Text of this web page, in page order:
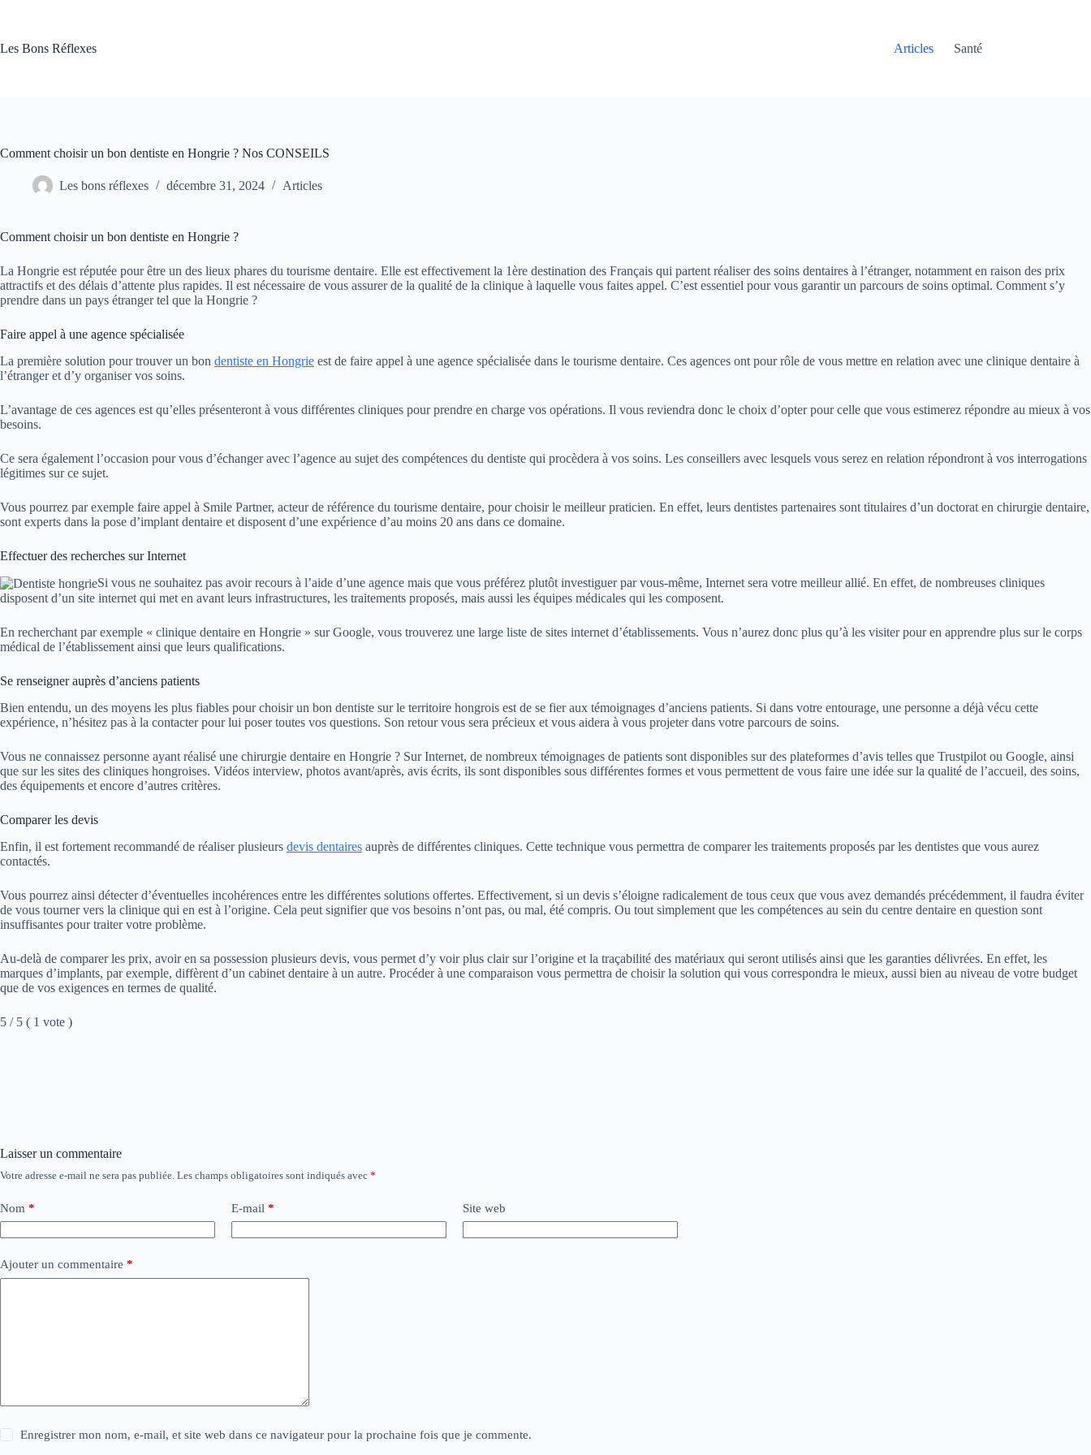
Les Bons Réflexes
Articles Santé
Comment choisir un bon dentiste en Hongrie ? Nos CONSEILS
Les bons réflexes décembre 31, 2024 Articles
Comment choisir un bon dentiste en Hongrie ?
La Hongrie est réputée pour être un des lieux phares du tourisme dentaire. Elle est effectivement la 1ère destination des Français qui partent réaliser des soins dentaires à l’étranger, notamment en raison des prix
attractifs et des délais d’attente plus rapides. Il est nécessaire de vous assurer de la qualité de la clinique à laquelle vous faites appel. C’est essentiel pour vous garantir un parcours de soins optimal. Comment s’y
prendre dans un pays étranger tel que la Hongrie ?
Faire appel à une agence spécialisée
La première solution pour trouver un bon dentiste en Hongrie est de faire appel à une agence spécialisée dans le tourisme dentaire. Ces agences ont pour rôle de vous mettre en relation avec une clinique dentaire à
l’étranger et d’y organiser vos soins.
L’avantage de ces agences est qu’elles présenteront à vous différentes cliniques pour prendre en charge vos opérations. Il vous reviendra donc le choix d’opter pour celle que vous estimerez répondre au mieux à vos
besoins.
Ce sera également l’occasion pour vous d’échanger avec l’agence au sujet des compétences du dentiste qui procèdera à vos soins. Les conseillers avec lesquels vous serez en relation répondront à vos interrogations
légitimes sur ce sujet.
Vous pourrez par exemple faire appel à Smile Partner, acteur de référence du tourisme dentaire, pour choisir le meilleur praticien. En effet, leurs dentistes partenaires sont titulaires d’un doctorat en chirurgie dentaire,
sont experts dans la pose d’implant dentaire et disposent d’une expérience d’au moins 20 ans dans ce domaine.
Effectuer des recherches sur Internet
Si vous ne souhaitez pas avoir recours à l’aide d’une agence mais que vous préférez plutôt investiguer par vous-même, Internet sera votre meilleur allié. En effet, de nombreuses cliniques
disposent d’un site internet qui met en avant leurs infrastructures, les traitements proposés, mais aussi les équipes médicales qui les composent.
En recherchant par exemple « clinique dentaire en Hongrie » sur Google, vous trouverez une large liste de sites internet d’établissements. Vous n’aurez donc plus qu’à les visiter pour en apprendre plus sur le corps
médical de l’établissement ainsi que leurs qualifications.
Se renseigner auprès d’anciens patients
Bien entendu, un des moyens les plus fiables pour choisir un bon dentiste sur le territoire hongrois est de se fier aux témoignages d’anciens patients. Si dans votre entourage, une personne a déjà vécu cette
expérience, n’hésitez pas à la contacter pour lui poser toutes vos questions. Son retour vous sera précieux et vous aidera à vous projeter dans votre parcours de soins.
Vous ne connaissez personne ayant réalisé une chirurgie dentaire en Hongrie ? Sur Internet, de nombreux témoignages de patients sont disponibles sur des plateformes d’avis telles que Trustpilot ou Google, ainsi
que sur les sites des cliniques hongroises. Vidéos interview, photos avant/après, avis écrits, ils sont disponibles sous différentes formes et vous permettent de vous faire une idée sur la qualité de l’accueil, des soins,
des équipements et encore d’autres critères.
Comparer les devis
Enfin, il est fortement recommandé de réaliser plusieurs devis dentaires auprès de différentes cliniques. Cette technique vous permettra de comparer les traitements proposés par les dentistes que vous aurez
contactés.
Vous pourrez ainsi détecter d’éventuelles incohérences entre les différentes solutions offertes. Effectivement, si un devis s’éloigne radicalement de tous ceux que vous avez demandés précédemment, il faudra éviter
de vous tourner vers la clinique qui en est à l’origine. Cela peut signifier que vos besoins n’ont pas, ou mal, été compris. Ou tout simplement que les compétences au sein du centre dentaire en question sont
insuffisantes pour traiter votre problème.
Au-delà de comparer les prix, avoir en sa possession plusieurs devis, vous permet d’y voir plus clair sur l’origine et la traçabilité des matériaux qui seront utilisés ainsi que les garanties délivrées. En effet, les
marques d’implants, par exemple, diffèrent d’un cabinet dentaire à un autre. Procéder à une comparaison vous permettra de choisir la solution qui vous correspondra le mieux, aussi bien au niveau de votre budget
que de vos exigences en termes de qualité.
5 / 5 ( 1 vote )
Laisser un commentaire
Votre adresse e-mail ne sera pas publiée. Les champs obligatoires sont indiqués avec *
Nom * E-mail * Site web
Ajouter un commentaire *
Enregistrer mon nom, e-mail, et site web dans ce navigateur pour la prochaine fois que je commente.